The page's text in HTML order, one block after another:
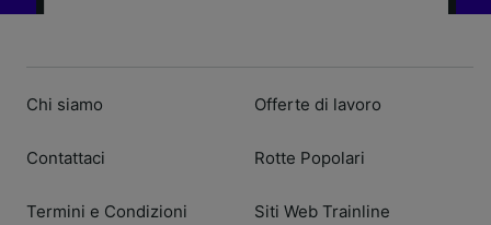
Chi siamo
Contattaci
Termini e Condizioni
Offerte di lavoro
Rotte Popolari
Siti Web Trainline